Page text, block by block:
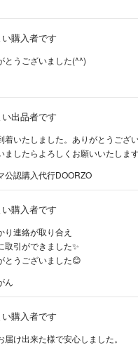
い購入者です
とうございました(^^)
い出品者です
着いたしました。ありがとうござ
ましたらよろしくお願いいたしま
公認購入代行DOORZO
い購入者です
り連絡が取り合え
取引ができました✨
とうございました😊
ん
い購入者です
届け出来た様で安心しました。